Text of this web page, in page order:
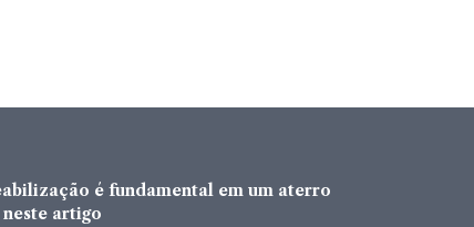
é fundamental em um aterro
artigo